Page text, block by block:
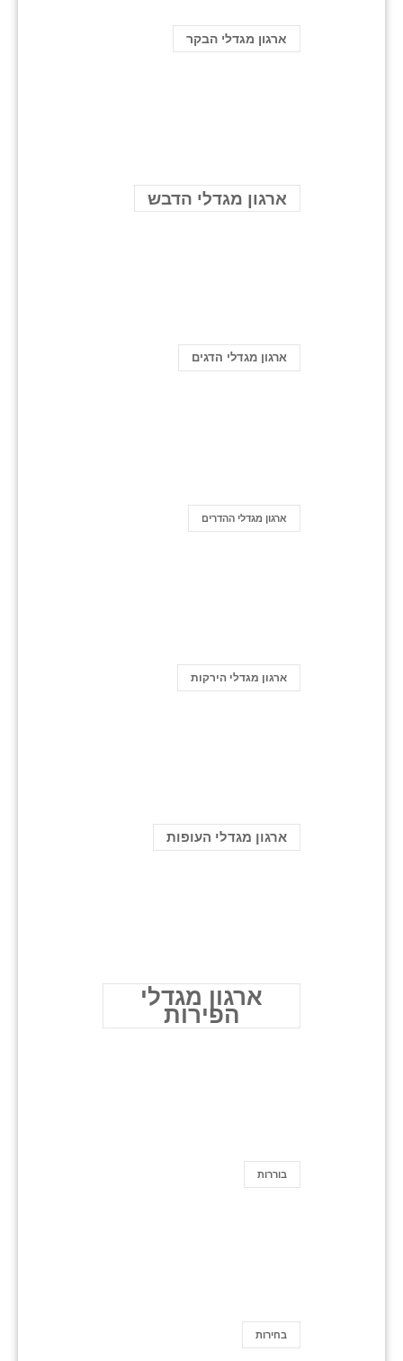
ארגון מגדלי הבקר
ארגון מגדלי הדבש
ארגון מגדלי הדגים
ארגון מגדלי ההדרים
ארגון מגדלי הירקות
ארגון מגדלי העופות
ארגון מגדלי
הפירות
בוררות
בחירות